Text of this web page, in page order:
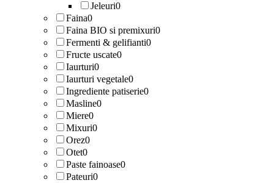
Jeleuri0
Faina0
Faina BIO si premixuri0
Fermenti & gelifianti0
Fructe uscate0
Iaurturi0
Iaurturi vegetale0
Ingrediente patiserie0
Masline0
Miere0
Mixuri0
Orez0
Otet0
Paste fainoase0
Pateuri0